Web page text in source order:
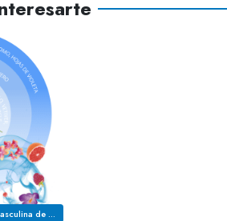
Fragancia masculina de la familia olfativa MADEROSA AROMATICA CUERO